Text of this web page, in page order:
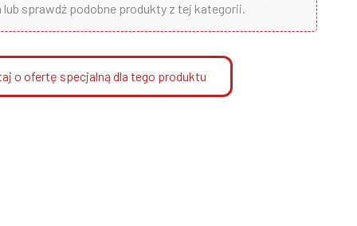
lub sprawdź podobne produkty z tej kategorii.
o ofertę specjalną dla tego produktu